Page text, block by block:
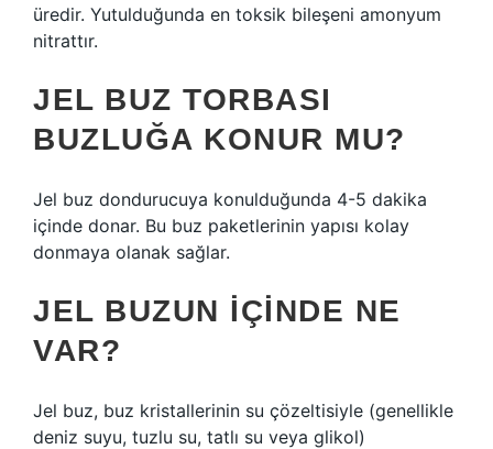
üredir. Yutulduğunda en toksik bileşeni amonyum
nitrattır.
JEL BUZ TORBASI
BUZLUĞA KONUR MU?
Jel buz dondurucuya konulduğunda 4-5 dakika
içinde donar. Bu buz paketlerinin yapısı kolay
donmaya olanak sağlar.
JEL BUZUN IÇINDE NE
VAR?
Jel buz, buz kristallerinin su çözeltisiyle (genellikle
deniz suyu, tuzlu su, tatlı su veya glikol)